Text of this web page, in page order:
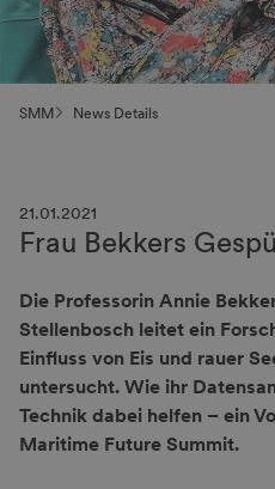
SMM News Details
21.01.2021
Frau Bekkers
Die Professorin Annie
Stellenbosch leitet ein
Einfluss von Eis und rauer
untersucht. Wie ihr
Technik dabei helfen – ein
Maritime Future Summit.